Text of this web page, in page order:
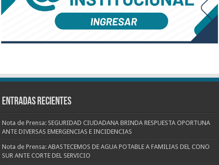
Entradas recientes
Nota de Prensa: SEGURIDAD CIUDADANA BRINDA RESPUESTA OPORTUNA
ANTE DIVERSAS EMERGENCIAS E INCIDENCIAS
Nota de Prensa: ABASTECEMOS DE AGUA POTABLE A FAMILIAS DEL CONO
SUR ANTE CORTE DEL SERVICIO